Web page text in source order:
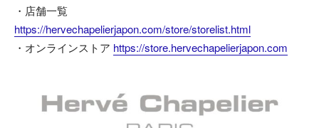
・店舗一覧
https://hervechapelierjapon.com/store/storelist.html
・オンラインストア https://store.hervechapelierjapon.com